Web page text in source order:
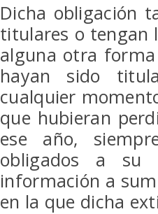
Dicha obligación
titulares o tengan
alguna otra
hayan sido
cualquier
que hubieran
ese año,
obligados a su
información a
en la que dicha